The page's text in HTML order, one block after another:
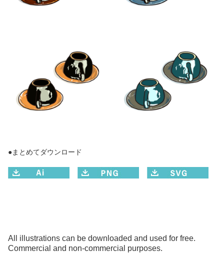
●まとめてダウンロード
All illustrations can be downloaded and used for free.
Commercial and non-commercial purposes.